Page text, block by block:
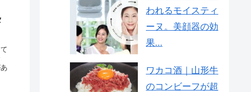
われるモイスティ
ーヌ。美顔器の効
果...
ワカコ酒｜山形牛
のコンビーフが超